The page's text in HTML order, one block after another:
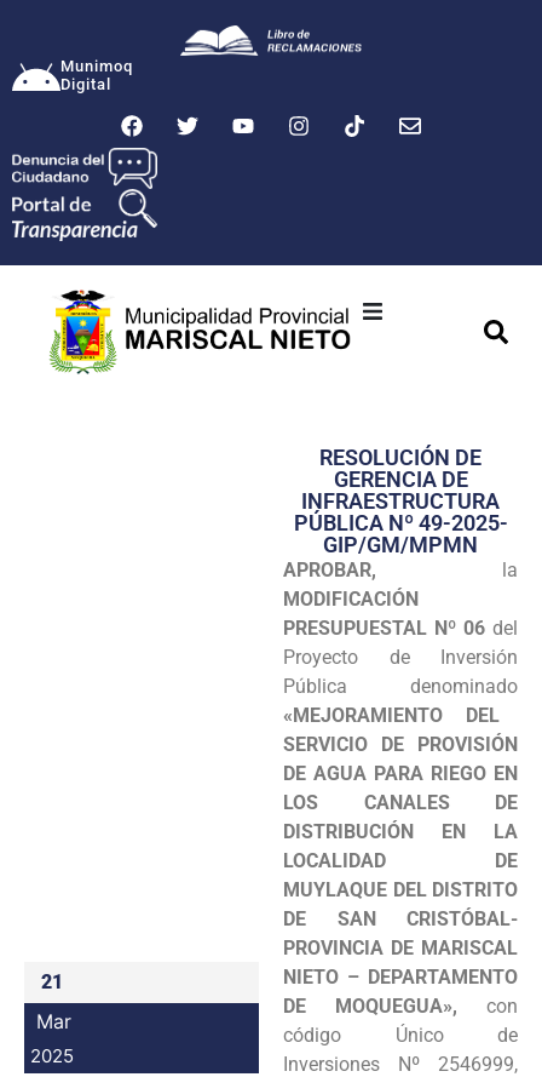
Munimoq
Digital
Transparencia
Seguridad
Programas
Intranet
21
Mar
2025
RESOLUCIÓN DE
GERENCIA DE
INFRAESTRUCTURA
PÚBLICA Nº 49-2025-
GIP/GM/MPMN
APROBAR, la
MODIFICACIÓN
PRESUPUESTAL Nº 06 del
Proyecto de Inversión
Pública denominado
«MEJORAMIENTO DEL
SERVICIO DE PROVISIÓN
DE AGUA PARA RIEGO EN
LOS CANALES DE
DISTRIBUCIÓN EN LA
LOCALIDAD DE
MUYLAQUE DEL DISTRITO
DE SAN CRISTÓBAL-
PROVINCIA DE MARISCAL
NIETO – DEPARTAMENTO
DE MOQUEGUA», con
código Único de
Inversiones Nº 2546999,